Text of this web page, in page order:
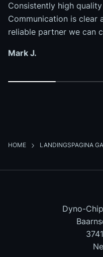
Consistently high
Communication is clear
reliable partner we can
Mark J.
HOME LANDINGSPAGINA
Dyno-